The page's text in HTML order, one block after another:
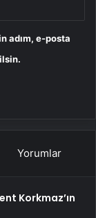
adım, e-posta
Yorumlar
Korkmaz’ın